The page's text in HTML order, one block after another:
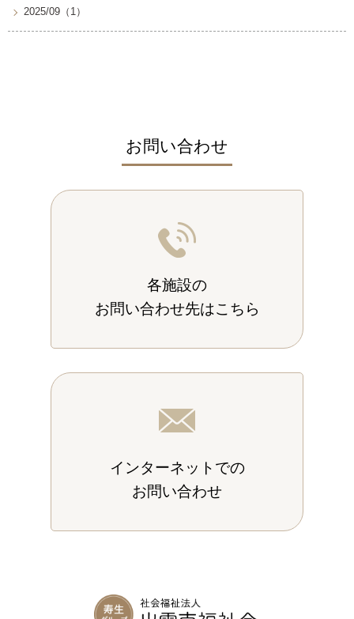
2025/09（1）
お問い合わせ
各施設の
お問い合わせ先はこちら
インターネットでの
お問い合わせ